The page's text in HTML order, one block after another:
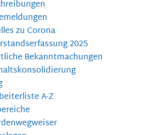
zu Corona
2025
Bekanntmachungen
A-Z